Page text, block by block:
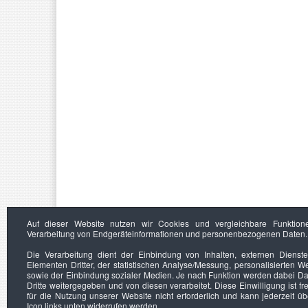
Auf dieser Website nutzen wir Cookies und vergleichbare
Verarbeitung von Endgeräteinformationen und personenbezogenen Daten.
Die Verarbeitung dient der Einbindung von Inhalten, externen
Elementen Dritter, der statistischen Analyse/Messung, personalisierten
sowie der Einbindung sozialer Medien. Je nach Funktion werden dabei
Dritte weitergegeben und von diesen verarbeitet. Diese Einwilligung ist
für die Nutzung unserer Website nicht erforderlich und kann jederzeit
Icon links unten widerrufen werden.